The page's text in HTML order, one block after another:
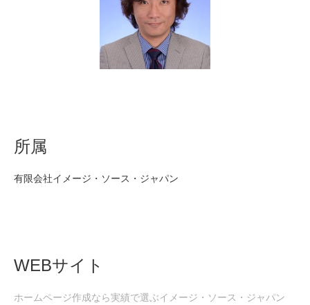
所属
有限会社イメージ・ソース・ジャパン
WEBサイト
ホームページ作成なら実績で選ぶイメージ・ソース・ジャパン